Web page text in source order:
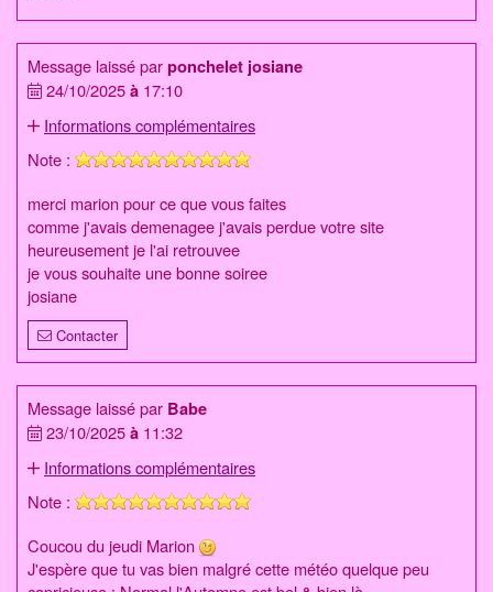
Message laissé parponchelet josiane
24/10/2025à 17:10
Informations complémentaires
Note :
merci marion pour ce que vous faites
comme j'avais demenagee j'avais perdue votre site
heureusement je l'ai retrouvee
je vous souhaite une bonne soiree
josiane
Contacter
Message laissé par Babe
23/10/2025à 11:32
Informations complémentaires
Note :
Coucou du jeudi Marion
J'espère que tu vas bien malgré cette météo quelque peu